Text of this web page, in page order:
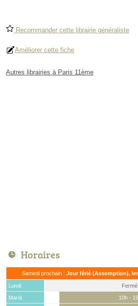
Recommander cette librairie généraliste
Améliorer cette fiche
Autres librairies à Paris 11ème
Horaires
Samedi prochain : Jour férié (Assomption),
Lundi
Fermé
Mardi
10h -